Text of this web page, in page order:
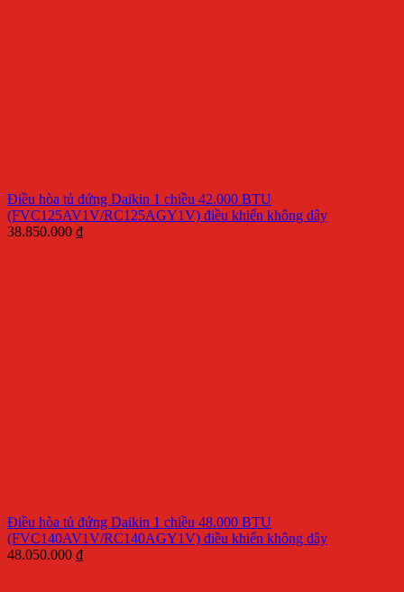
Điều hòa tủ đứng Daikin 1 chiều 42.000 BTU
(FVC125AV1V/RC125AGY1V) điều khiển không dây
38.850.000 ₫
Điều hòa tủ đứng Daikin 1 chiều 48.000 BTU
(FVC140AV1V/RC140AGY1V) điều khiển không dây
48.050.000 ₫